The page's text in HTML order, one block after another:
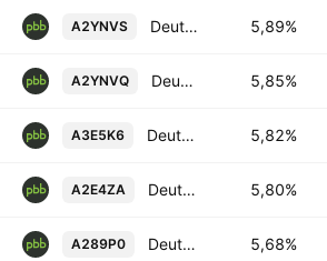
A2YNVS Deutsche Pfandbriefbank AG 0.96% 19-NOV-2026 5,89%
A2YNVQ Deutsche Pfandbriefbank AG 0.87% 29-OCT-2026 5,85%
A3E5K6 Deutsche Pfandbriefbank AG 0.5% 23-JUL-2029 5,82%
A2E4ZA Deutsche Pfandbriefbank AG 3.355% 28-JUL-2037 5,80%
A289P0 Deutsche Pfandbriefbank AG 0.815% 26-JUN-2028 5,68%